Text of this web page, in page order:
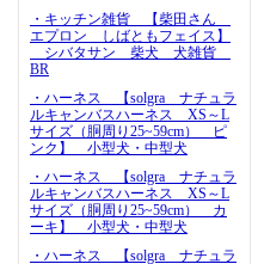
・キッチン雑貨 【柴田さん
エプロン しばともフェイス】
シバタサン 柴犬 犬雑貨
BR
・ハーネス 【solgra ナチュラ
ルキャンバスハーネス XS～L
サイズ（胴周り25~59cm） ピ
ンク】 小型犬・中型犬
・ハーネス 【solgra ナチュラ
ルキャンバスハーネス XS～L
サイズ（胴周り25~59cm） カ
ーキ】 小型犬・中型犬
・ハーネス 【solgra ナチュラ